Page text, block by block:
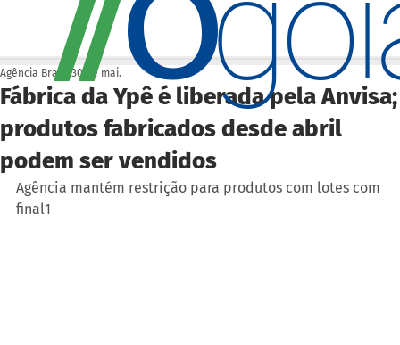
Fábrica da Ypê é liberada pela Anvisa;
produtos fabricados desde abril
podem ser vendidos
Agência Brasil 30 de mai.
Agência mantém restrição para produtos com lotes com
final1